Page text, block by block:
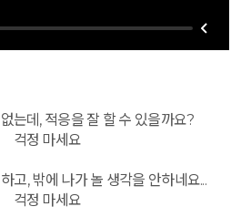
는데, 적응을 잘 할 수 있을까요?
걱정 마세요
고, 밖에 나가 놀 생각을 안하네요...
걱정 마세요